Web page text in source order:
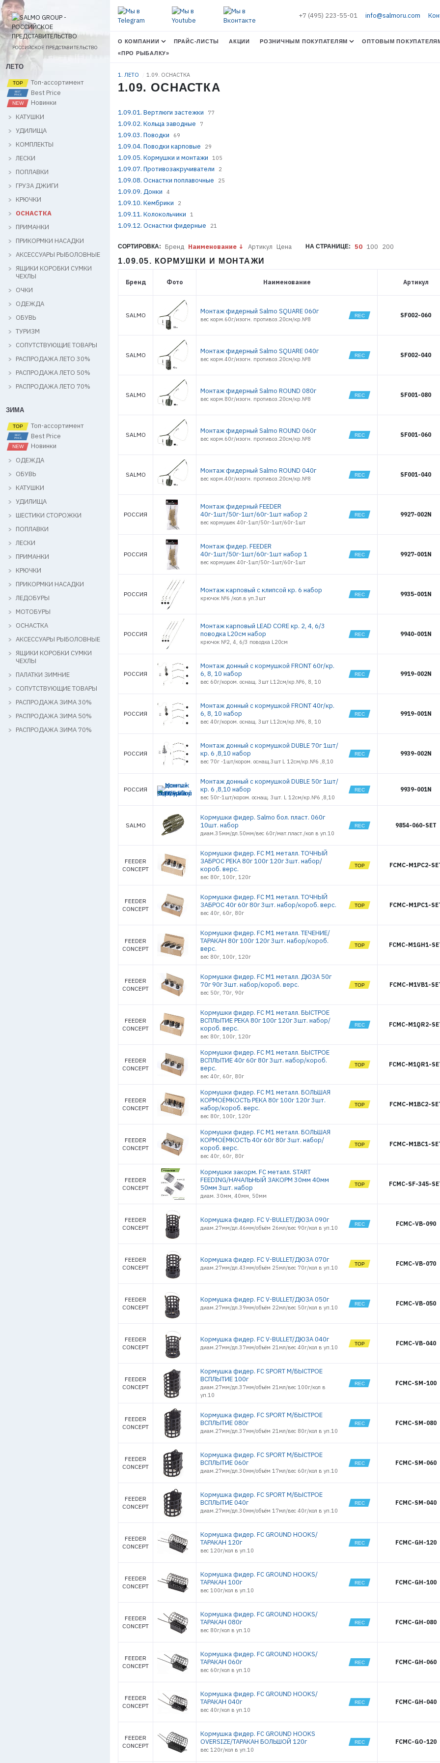
ЭЛЕКТРОННАЯ ПОЧТА (ЛОГИН)
ЗАБЫЛИ ПАРОЛЬ?
РЕГИСТРАЦИЯ РОЗНИЦА
РОССИЙСКОЕ ПРЕДСТАВИТЕЛЬСТВО
ЛЕТО
Топ-ассортимент
Best Price
Новинки
КАТУШКИ
УДИЛИЩА
КОМПЛЕКТЫ
ЛЕСКИ
ПОПЛАВКИ
ГРУЗА ДЖИГИ
КРЮЧКИ
ОСНАСТКА
ПРИМАНКИ
ПРИКОРМКИ НАСАДКИ
АКСЕССУАРЫ РЫБОЛОВНЫЕ
ЯЩИКИ КОРОБКИ СУМКИ
ЧЕХЛЫ
ОЧКИ
ОДЕЖДА
ОБУВЬ
ТУРИЗМ
СОПУТСТВУЮЩИЕ ТОВАРЫ
РАСПРОДАЖА ЛЕТО 30%
РАСПРОДАЖА ЛЕТО 50%
РАСПРОДАЖА ЛЕТО 70%
ЗИМА
Топ-ассортимент
Best Price
Новинки
ОДЕЖДА
ОБУВЬ
КАТУШКИ
УДИЛИЩА
ШЕСТИКИ СТОРОЖКИ
ПОПЛАВКИ
ЛЕСКИ
ПРИМАНКИ
КРЮЧКИ
ПРИКОРМКИ НАСАДКИ
ЛЕДОБУРЫ
МОТОБУРЫ
ОСНАСТКА
АКСЕССУАРЫ РЫБОЛОВНЫЕ
ЯЩИКИ КОРОБКИ СУМКИ
ЧЕХЛЫ
ПАЛАТКИ ЗИМНИЕ
СОПУТСТВУЮЩИЕ ТОВАРЫ
РАСПРОДАЖА ЗИМА 30%
РАСПРОДАЖА ЗИМА 50%
РАСПРОДАЖА ЗИМА 70%
+7 (495) 223-55-01 info@salmoru.com
О КОМПАНИИ ПРАЙС-ЛИСТЫ АКЦИИ РОЗНИЧНЫМ ПОКУПАТЕЛЯМ
ОПТОВЫМ
«ПРО РЫБАЛКУ»
1. ЛЕТО 1.09. ОСНАСТКА
1.09. ОСНАСТКА
1.09.01. Вертлюги застежки 77
1.09.02. Кольца заводные 7
1.09.03. Поводки 69
1.09.04. Поводки карповые 29
1.09.05. Кормушки и монтажи 105
1.09.07. Противозакручиватели 2
1.09.08. Оснастки поплавочные 25
1.09.09. Донки 4
1.09.10. Кембрики 2
1.09.11. Колокольчики 1
1.09.12. Оснастки фидерные 21
СОРТИРОВКА: Бренд Наименование Артикул Цена НА СТРАНИЦЕ: 50 100 200
1.09.05. КОРМУШКИ И МОНТАЖИ
Бренд Фото Наименование Артикул
SALMO Монтаж фидерный Salmo SQUARE 060г
вес корм.60г/изогн. противоз.20см/кр.№8
SF002-060
SALMO Монтаж фидерный Salmo SQUARE 040г
вес корм.40г/изогн. противоз.20см/кр.№8
SF002-040
SALMO Монтаж фидерный Salmo ROUND 080г
вес корм.80г/изогн. противоз.20см/кр.№8
SF001-080
SALMO Монтаж фидерный Salmo ROUND 060г
вес корм.60г/изогн. противоз.20см/кр.№8
SF001-060
SALMO Монтаж фидерный Salmo ROUND 040г
вес корм.40г/изогн. противоз.20см/кр.№8
SF001-040
РОССИЯ
Монтаж фидерный FEEDER
40г-1шт/50г-1шт/60г-1шт набор 2
вес кормушек 40г-1шт/50г-1шт/60г-1шт
9927-002N
РОССИЯ
Монтаж фидер. FEEDER
40г-1шт/50г-1шт/60г-1шт набор 1
вес кормушек 40г-1шт/50г-1шт/60г-1шт
9927-001N
РОССИЯ Монтаж карповый с клипсой кр. 6 набор
крючок №6 /кол.в уп.3шт
9935-001N
РОССИЯ
Монтаж карповый LEAD CORE кр. 2, 4, 6/3
поводка L20см набор
крючок №2, 4, 6/3 поводка L20см
9940-001N
РОССИЯ
Монтаж донный с кормушкой FRONT 60г/кр.
6, 8, 10 набор
вес 60г/кором. оснащ. 3шт L12см/кр.№6, 8, 10
9919-002N
РОССИЯ
Монтаж донный с кормушкой FRONT 40г/кр.
6, 8, 10 набор
вес 40г/кором. оснащ. 3шт L12см/кр.№6, 8, 10
9919-001N
РОССИЯ
Монтаж донный с кормушкой DUBLE 70г 1шт/
кр. 6 ,8,10 набор
вес 70г -1шт/кором. оснащ.3шт L 12см/кр.№6 ,8,10
9939-002N
РОССИЯ
Монтаж донный с кормушкой DUBLE 50г 1шт/
кр. 6 ,8,10 набор
вес 50г-1шт/кором. оснащ. 3шт. L 12см/кр.№6 ,8,10
9939-001N
SALMO
Кормушки фидер. Salmo бол. пласт. 060г
10шт. набор
диам.35мм/дл.50мм/вес 60г/мат.пласт./кол в уп.10
9854-060-SET
FEEDER
CONCEPT
Кормушки фидер. FC M1 металл. ТОЧНЫЙ
ЗАБРОС РЕКА 80г 100г 120г 3шт. набор/
короб. верс.
вес 80г, 100г, 120г
FCMC-M1PC2-
FEEDER
CONCEPT
Кормушки фидер. FC M1 металл. ТОЧНЫЙ
ЗАБРОС 40г 60г 80г 3шт. набор/короб. верс.
вес 40г, 60г, 80г
FCMC-M1PC1-
FEEDER
CONCEPT
Кормушки фидер. FC M1 металл. ТЕЧЕНИЕ/
ТАРАКАН 80г 100г 120г 3шт. набор/короб.
верс.
вес 80г, 100г, 120г
FCMC-M1GH1-
FEEDER
CONCEPT
Кормушки фидер. FC M1 металл. ДЮЗА 50г
70г 90г 3шт. набор/короб. верс.
вес 50г, 70г, 90г
FCMC-M1VB1-
FEEDER
CONCEPT
Кормушки фидер. FC M1 металл. БЫСТРОЕ
ВСПЛЫТИЕ РЕКА 80г 100г 120г 3шт. набор/
короб. верс.
вес 80г, 100г, 120г
FCMC-M1QR2-
FEEDER
CONCEPT
Кормушки фидер. FC M1 металл. БЫСТРОЕ
ВСПЛЫТИЕ 40г 60г 80г 3шт. набор/короб.
верс.
вес 40г, 60г, 80г
FCMC-M1QR1-
FEEDER
CONCEPT
Кормушки фидер. FC M1 металл. БОЛЬШАЯ
КОРМОЁМКОСТЬ РЕКА 80г 100г 120г 3шт.
набор/короб. верс.
вес 80г, 100г, 120г
FCMC-M1BC2-
FEEDER
CONCEPT
Кормушки фидер. FC M1 металл. БОЛЬШАЯ
КОРМОЁМКОСТЬ 40г 60г 80г 3шт. набор/
короб. верс.
вес 40г, 60г, 80г
FCMC-M1BC1-
FEEDER
CONCEPT
Кормушки закорм. FC металл. START
FEEDING/НАЧАЛЬНЫЙ ЗАКОРМ 30мм 40мм
50мм 3шт. набор
диам. 30мм, 40мм, 50мм
FCMC-SF-345-
FEEDER
CONCEPT
Кормушка фидер. FC V-BULLET/ДЮЗА 090г
диам.27мм/дл.46мм/объём 26мл/вес 90г/кол в уп.10
FCMC-VB-090
FEEDER
CONCEPT
Кормушка фидер. FC V-BULLET/ДЮЗА 070г
диам.27мм/дл.43мм/объём 25мл/вес 70г/кол в уп.10
FCMC-VB-070
FEEDER
CONCEPT
Кормушка фидер. FC V-BULLET/ДЮЗА 050г
диам.27мм/дл.39мм/объём 22мл/вес 50г/кол в уп.10
FCMC-VB-050
FEEDER
CONCEPT
Кормушка фидер. FC V-BULLET/ДЮЗА 040г
диам.27мм/дл.37мм/объём 21мл/вес 40г/кол в уп.10
FCMC-VB-040
FEEDER
CONCEPT
Кормушка фидер. FC SPORT M/БЫСТРОЕ
ВСПЛЫТИЕ 100г
диам.27мм/дл.37мм/объём 21мл/вес 100г/кол в
уп.10
FCMC-SM-100
FEEDER
CONCEPT
Кормушка фидер. FC SPORT M/БЫСТРОЕ
ВСПЛЫТИЕ 080г
диам.27мм/дл.37мм/объём 21мл/вес 80г/кол в уп.10
FCMC-SM-080
FEEDER
CONCEPT
Кормушка фидер. FC SPORT M/БЫСТРОЕ
ВСПЛЫТИЕ 060г
диам.27мм/дл.30мм/объём 17мл/вес 60г/кол в уп.10
FCMC-SM-060
FEEDER
CONCEPT
Кормушка фидер. FC SPORT M/БЫСТРОЕ
ВСПЛЫТИЕ 040г
диам.27мм/дл.30мм/объём 17мл/вес 40г/кол в уп.10
FCMC-SM-040
FEEDER
CONCEPT
Кормушка фидер. FC GROUND HOOKS/
ТАРАКАН 120г
вес 120г/кол в уп.10
FCMC-GH-120
FEEDER
CONCEPT
Кормушка фидер. FC GROUND HOOKS/
ТАРАКАН 100г
вес 100г/кол в уп.10
FCMC-GH-100
FEEDER
CONCEPT
Кормушка фидер. FC GROUND HOOKS/
ТАРАКАН 080г
вес 80г/кол в уп.10
FCMC-GH-080
FEEDER
CONCEPT
Кормушка фидер. FC GROUND HOOKS/
ТАРАКАН 060г
вес 60г/кол в уп.10
FCMC-GH-060
FEEDER
CONCEPT
Кормушка фидер. FC GROUND HOOKS/
ТАРАКАН 040г
вес 40г/кол в уп.10
FCMC-GH-040
FEEDER
CONCEPT
Кормушка фидер. FC GROUND HOOKS
OVERSIZE/ТАРАКАН БОЛЬШОЙ 120г
вес 120г/кол в уп.10
FCMC-GO-120